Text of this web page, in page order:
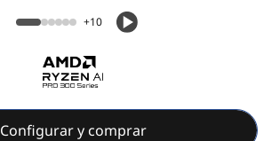
+10
Configurar y comprar